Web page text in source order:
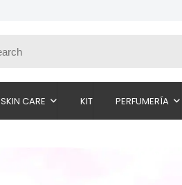
SKIN CARE KIT PERFUMERÍA